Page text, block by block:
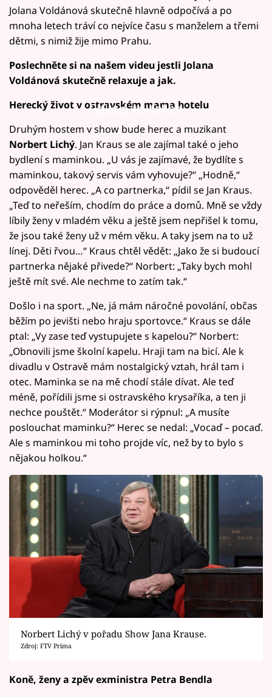
Jolana Voldánová skutečně hlavně odpočívá a po
mnoha letech tráví co nejvíce času s manželem a třemi
dětmi, s nimiž žije mimo Prahu.
Poslechněte si na našem videu jestli Jolana
Voldánová skutečně relaxuje a jak.
Failed to fetch
Herecký život v ostravském mama hotelu
Druhým hostem v show bude herec a muzikant
Norbert Lichý. Jan Kraus se ale zajímal také o jeho
bydlení s maminkou. „U vás je zajímavé, že bydlíte s
maminkou, takový servis vám vyhovuje?“ „Hodně,“
odpověděl herec. „A co partnerka,“ pídil se Jan Kraus.
„Teď to neřeším, chodím do práce a domů. Mně se vždy
líbily ženy v mladém věku a ještě jsem nepřišel k tomu,
že jsou také ženy už v mém věku. A taky jsem na to už
línej. Děti řvou…“ Kraus chtěl vědět: „Jako že si budoucí
partnerka nějaké přivede?“ Norbert: „Taky bych mohl
ještě mít své. Ale nechme to zatím tak.“
Došlo i na sport. „Ne, já mám náročné povolání, občas
běžím po jevišti nebo hraju sportovce.“ Kraus se dále
ptal: „Vy zase teď vystupujete s kapelou?“ Norbert:
„Obnovili jsme školní kapelu. Hraji tam na bicí. Ale k
divadlu v Ostravě mám nostalgický vztah, hrál tam i
otec. Maminka se na mě chodí stále dívat. Ale teď
méně, pořídili jsme si ostravského krysaříka, a ten ji
nechce pouštět.“ Moderátor si rýpnul: „A musíte
poslouchat maminku?“ Herec se nedal: „Vocaď – pocaď.
Ale s maminkou mi toho projde víc, než by to bylo s
nějakou holkou.“
Norbert Lichý v pořadu Show Jana Krause.
Zdroj: FTV Prima
Koně, ženy a zpěv exministra Petra Bendla